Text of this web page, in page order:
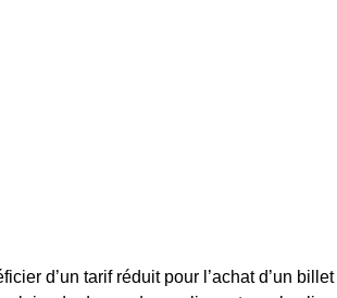
d’un tarif réduit pour l’achat d’un